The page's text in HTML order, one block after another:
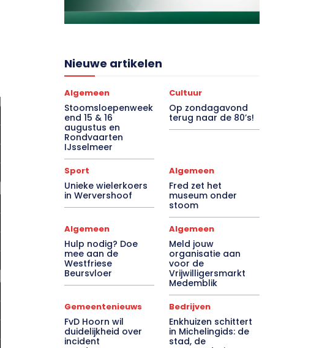
Nieuwe artikelen
Algemeen
Stoomsloepenweek
end 15 & 16
augustus en
Rondvaarten
IJsselmeer
Cultuur
Op zondagavond
terug naar de 80’s!
Sport
Unieke wielerkoers
in Wervershoof
Algemeen
Fred zet het
museum onder
stoom
Algemeen
Hulp nodig? Doe
mee aan de
Westfriese
Beursvloer
Algemeen
Meld jouw
organisatie aan
voor de
Vrijwilligersmarkt
Medemblik
Gemeentenieuws
FvD Hoorn wil
duidelijkheid over
incident
Bedrijven
Enkhuizen schittert
in Michelingids: de
stad, de